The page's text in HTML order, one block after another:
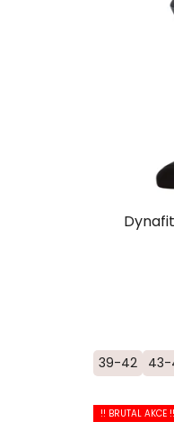
39-42 43-
!! BRUTAL AKCE !!